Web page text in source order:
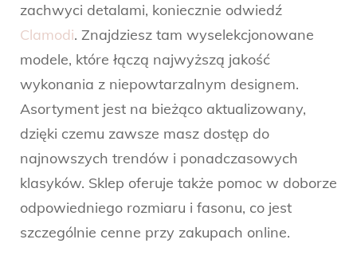
zachwyci detalami, koniecznie odwiedź
Clamodi. Znajdziesz tam wyselekcjonowane
modele, które łączą najwyższą jakość
wykonania z niepowtarzalnym designem.
Asortyment jest na bieżąco aktualizowany,
dzięki czemu zawsze masz dostęp do
najnowszych trendów i ponadczasowych
klasyków. Sklep oferuje także pomoc w doborze
odpowiedniego rozmiaru i fasonu, co jest
szczególnie cenne przy zakupach online.